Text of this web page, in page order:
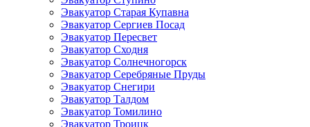
Эвакуатор Старая Купавна
Эвакуатор Сергиев Посад
Эвакуатор Пересвет
Эвакуатор Сходня
Эвакуатор Солнечногорск
Эвакуатор Серебряные Пруды
Эвакуатор Снегири
Эвакуатор Талдом
Эвакуатор Томилино
Эвакуатор Троицк